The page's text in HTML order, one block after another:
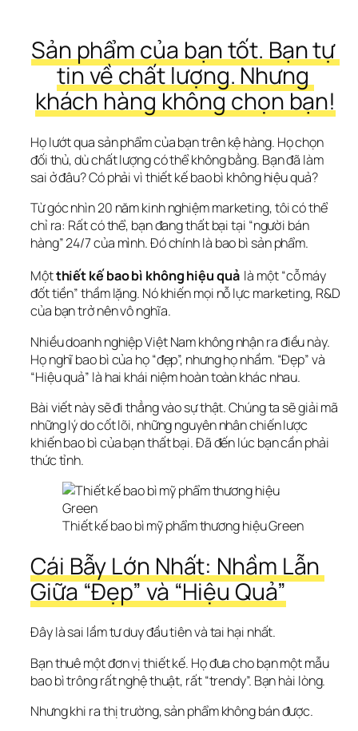
Sản phẩm của bạn tốt. Bạn tự
tin về chất lượng. Nhưng
khách hàng không chọn bạn!
Họ lướt qua sản phẩm của bạn trên kệ hàng. Họ chọn
đối thủ, dù chất lượng có thể không bằng. Bạn đã làm
sai ở đâu? Có phải vì thiết kế bao bì không hiệu quả?
Từ góc nhìn 20 năm kinh nghiệm marketing, tôi có thể
chỉ ra: Rất có thể, bạn đang thất bại tại “người bán
hàng” 24/7 của mình. Đó chính là bao bì sản phẩm.
Một thiết kế bao bì không hiệu quả là một “cỗ máy
đốt tiền” thầm lặng. Nó khiến mọi nỗ lực marketing, R&D
của bạn trở nên vô nghĩa.
Nhiều doanh nghiệp Việt Nam không nhận ra điều này.
Họ nghĩ bao bì của họ “đẹp”, nhưng họ nhầm. “Đẹp” và
“Hiệu quả” là hai khái niệm hoàn toàn khác nhau.
Bài viết này sẽ đi thẳng vào sự thật. Chúng ta sẽ giải mã
những lý do cốt lõi, những nguyên nhân chiến lược
khiến bao bì của bạn thất bại. Đã đến lúc bạn cần phải
thức tỉnh.
Thiết kế bao bì mỹ phẩm thương hiệu Green
Cái Bẫy Lớn Nhất: Nhầm Lẫn
Giữa “Đẹp” và “Hiệu Quả”
Đây là sai lầm tư duy đầu tiên và tai hại nhất.
Bạn thuê một đơn vị thiết kế. Họ đưa cho bạn một mẫu
bao bì trông rất nghệ thuật, rất “trendy”. Bạn hài lòng.
Nhưng khi ra thị trường, sản phẩm không bán được.